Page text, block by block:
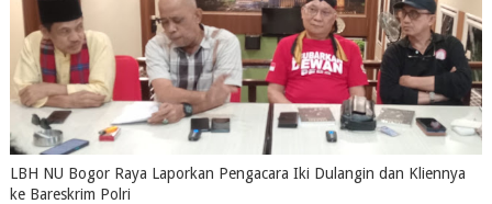
LBH NU Bogor Raya Laporkan Pengacara Iki Dulangin dan Kliennya
ke Bareskrim Polri